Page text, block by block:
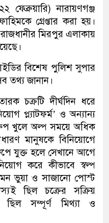
ফেব্রুয়ারি) নারায়ণগঞ্জ
গ্রেপ্তার করা হয়।
মিরপুর এলাকায়
বিশেষ পুলিশ সুপার
তথ্য জানান।
চক্রটি দীর্ঘদিন ধরে
প্ল্যাটফর্ম’ ও অন্যান্য
খুলে অল্প সময়ে অধিক
মানুষকে বিনিয়োগে
যুক্ত হলে সেখানে আগে
করে কীভাবে স্বল্প
ভুয়া ও সাজানো পোস্ট
ছিল চক্রের সক্রিয়
সম্পূর্ণ মিথ্যা ও